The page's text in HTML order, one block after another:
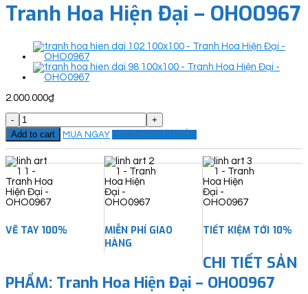
Tranh Hoa Hiện Đại – OHO0967
2.000.000₫
Tranh
Hoa
Hiện
Đại
-
OHO0967
quantity
Add to cart MUA NGAY ĐẶT THEO YÊU CẦU
VẼ TAY 100%
MIỄN PHÍ GIAO
HÀNG
TIẾT KIỆM TỚI 10%
CHI TIẾT SẢN
PHẨM: Tranh Hoa Hiện Đại – OHO0967